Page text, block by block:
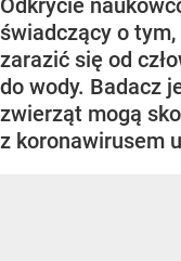
Odkrycie
świadczący o
zarazić się od
do wody. Badacz
zwierząt mogą
z koronawirusem